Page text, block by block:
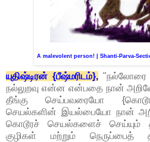
A malevolent person! | Shanti-Parva-
யுதிஷ்டிரன் {பீஷ்மரிடம்},"நல்லோரை
நல்லுறவு என்ன என்பதை நான்
தீங்கு செய்பவரையோ
செயல்களின் இயல்பையோ நான்
கொடூரச் செயல்களைச் செய்யும்
குழிகள் மற்றும் நெருப்பைத்